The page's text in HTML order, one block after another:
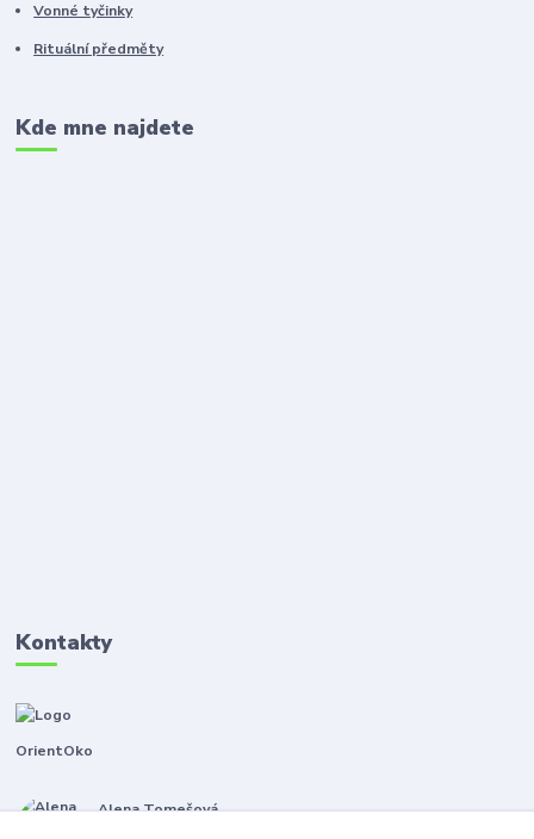
Vonné tyčinky
Rituální předměty
Kde mne najdete
Kontakty
OrientOko
Alena Tomešová